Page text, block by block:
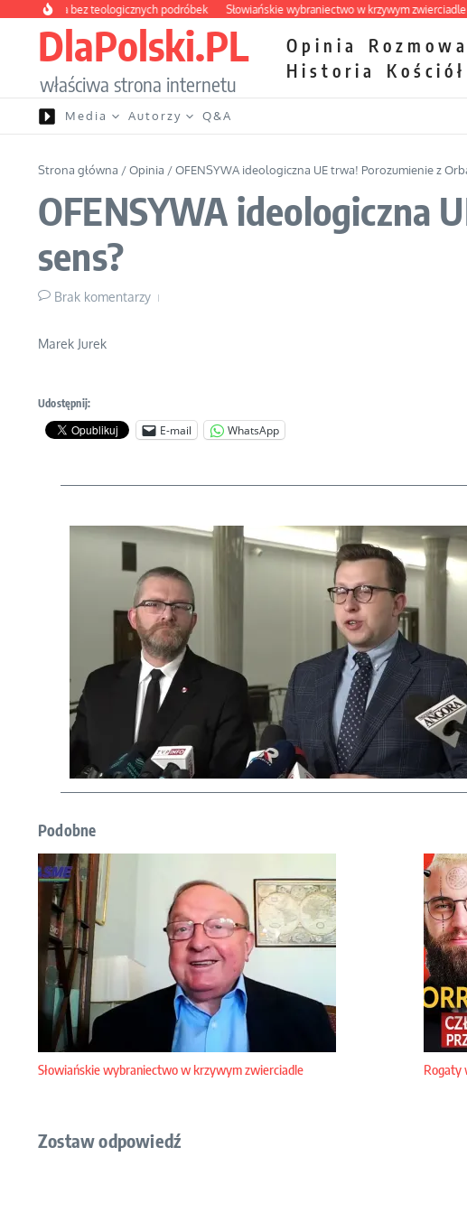
Przejdź do treści
apteczka bez teologicznych podróbek Słowiańskie wybraniectwo w krzywym zwierciadle
DlaPolski.PL
właściwa strona internetu
Opinia Rozmowa
Historia
Kościół
Media Autorzy Q&A
Strona główna /Opinia /OFENSYWA ideologiczna UE trwa! Porozumienie z
OFENSYWA ideologiczna
sens?
Brak komentarzy
Marek Jurek
Udostępnij:
E-mail WhatsApp
Podobne
Słowiańskie wybraniectwo w krzywym zwierciadle Rogaty
Zostaw odpowiedź